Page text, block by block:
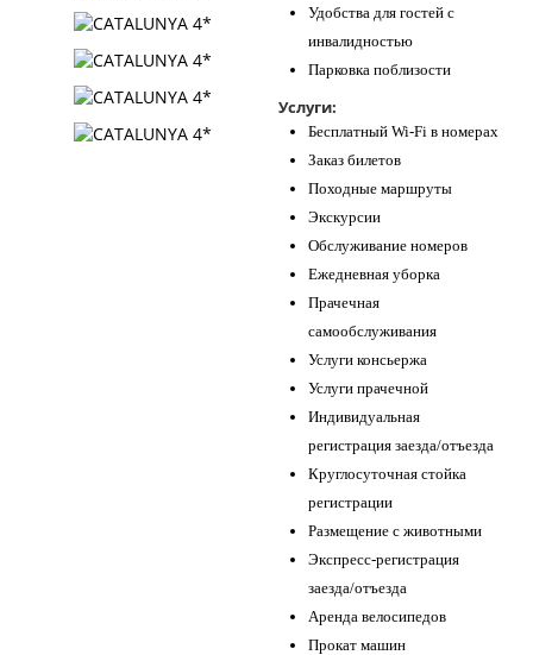
Удобства для гостей с
инвалидностью
Парковка поблизости
Услуги:
Бесплатный Wi-Fi в номерах
Заказ билетов
Походные маршруты
Экскурсии
Обслуживание номеров
Ежедневная уборка
Прачечная
самообслуживания
Услуги консьержа
Услуги прачечной
Индивидуальная
регистрация заезда/отъезда
Круглосуточная стойка
регистрации
Размещение с животными
Экспресс-регистрация
заезда/отъезда
Аренда велосипедов
Прокат машин